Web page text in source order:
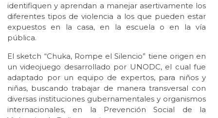
identifiquen y aprendan a manejar asertivamente los
diferentes tipos de violencia a los que pueden estar
expuestos en la casa, en la escuela o en la vía
pública.
El sketch “Chuka, Rompe el Silencio” tiene origen en
un videojuego desarrollado por UNODC, el cual fue
adaptado por un equipo de expertos, para niños y
niñas, buscando trabajar de manera transversal con
diversas instituciones gubernamentales y organismos
internacionales, en la Prevención Social de la